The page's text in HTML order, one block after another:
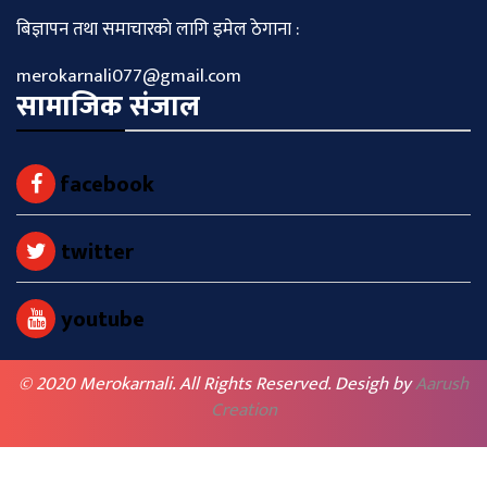
बिज्ञापन तथा समाचारकाे लागि इमेल ठेगाना :
merokarnali077@gmail.com
सामाजिक संजाल
facebook
twitter
youtube
© 2020 Merokarnali. All Rights Reserved. Desigh byAarush
Creation